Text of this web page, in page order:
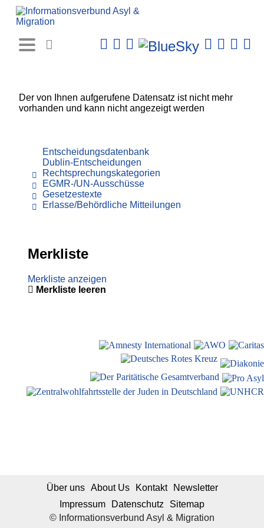
Der von Ihnen aufgerufene Datensatz ist nicht mehr
vorhanden und kann nicht angezeigt werden
Entscheidungsdatenbank
Dublin-Entscheidungen
Rechtsprechungskategorien
EGMR-/UN-Ausschüsse
Gesetzestexte
Erlasse/Behördliche Mitteilungen
Merkliste
Merkliste anzeigen
Merkliste leeren
© Informationsverbund Asyl & Migration
Über uns About Us Kontakt
Newsletter
Impressum
Datenschutz Sitemap